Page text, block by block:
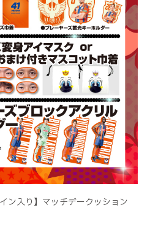
ン入り】マッチデークッション